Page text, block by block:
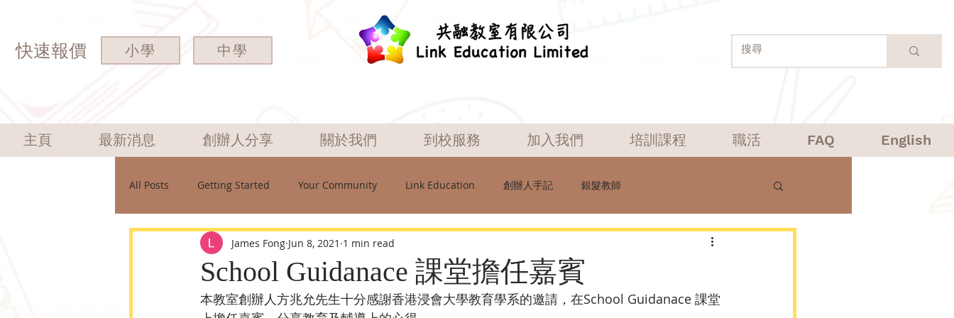
快速報價 小學 中學
主頁 最新消息 創辦人分享 關於我們 到校服務 加入我們 培訓課程 職活 FAQ English
All Posts Getting Started Your Community Link Education 創辦人手記 銀髮教師
School Guidanace 課堂擔任嘉賓
James Fong Jun 8, 2021 1 min read
本教室創辦人方兆允先生十分感謝香港浸會大學教育學系的邀請，在School Guidanace 課堂